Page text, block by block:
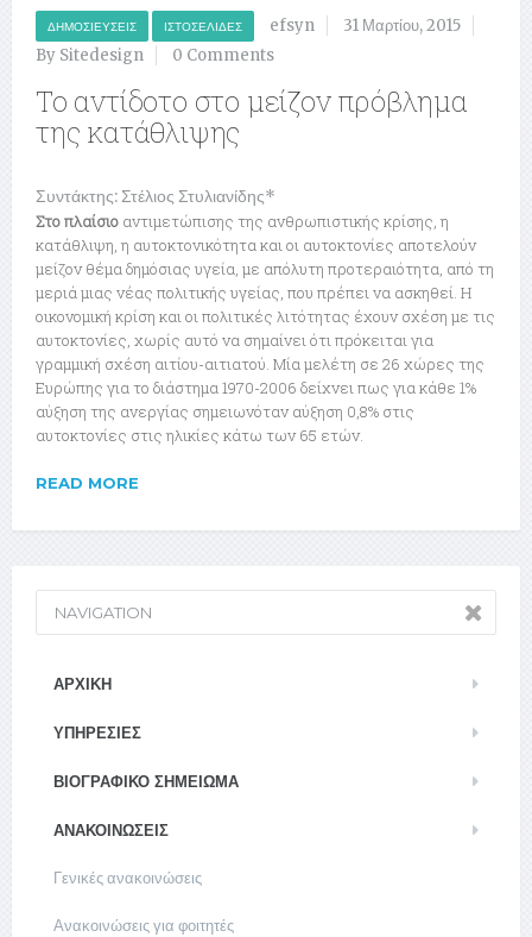
ΔΗΜΟΣΙΕΎΣΕΙΣ ΙΣΤΟΣΕΛΊΔΕΣ efsyn
31 Μαρτίου, 2015
By Sitedesign
0 Comments
Το αντίδοτο στο μείζον πρόβλημα
της κατάθλιψης
Συντάκτης: Στέλιος Στυλιανίδης*
Στο πλαίσιο αντιμετώπισης της ανθρωπιστικής κρίσης, η
κατάθλιψη, η αυτοκτονικότητα και οι αυτοκτονίες αποτελούν
μείζον θέμα δημόσιας υγεία, με απόλυτη προτεραιότητα, από τη
μεριά μιας νέας πολιτικής υγείας, που πρέπει να ασκηθεί. Η
οικονομική κρίση και οι πολιτικές λιτότητας έχουν σχέση με τις
αυτοκτονίες, χωρίς αυτό να σημαίνει ότι πρόκειται για
γραμμική σχέση αιτίου-αιτιατού. Μία μελέτη σε 26 χώρες της
Ευρώπης για το διάστημα 1970-2006 δείχνει πως για κάθε 1%
αύξηση της ανεργίας σημειωνόταν αύξηση 0,8% στις
αυτοκτονίες στις ηλικίες κάτω των 65 ετών.
READ MORE
NAVIGATION
ΑΡΧΙΚΉ
ΥΠΗΡΕΣΊΕΣ
ΒΙΟΓΡΑΦΙΚΌ ΣΗΜΕΊΩΜΑ
ΑΝΑΚΟΙΝΏΣΕΙΣ
Γενικές ανακοινώσεις
Ανακοινώσεις για φοιτητές